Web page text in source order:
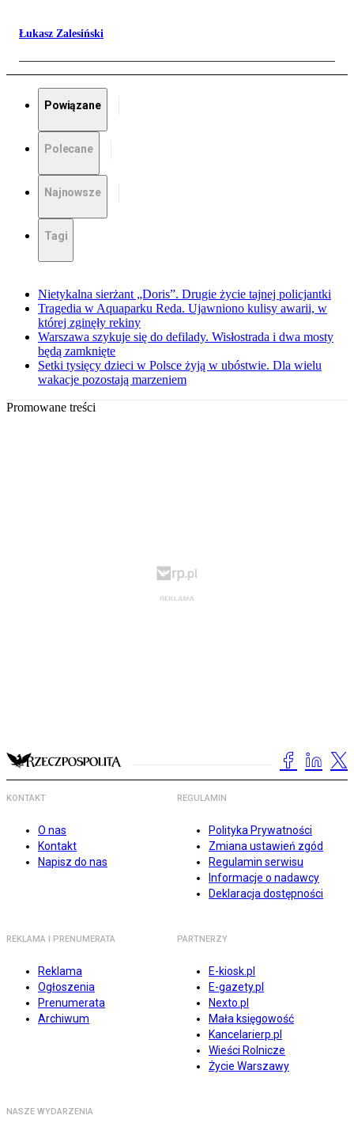
Łukasz Zalesiński
Powiązane
Polecane
Najnowsze
Tagi
Nietykalna sierżant „Doris”. Drugie życie tajnej policjantki
Tragedia w Aquaparku Reda. Ujawniono kulisy awarii, w
której zginęły rekiny
Warszawa szykuje się do defilady. Wisłostrada i dwa mosty
będą zamknięte
Setki tysięcy dzieci w Polsce żyją w ubóstwie. Dla wielu
wakacje pozostają marzeniem
Promowane treści
KONTAKT
O nas
Kontakt
Napisz do nas
REGULAMIN
Polityka Prywatności
Zmiana ustawień zgód
Regulamin serwisu
Informacje o nadawcy
Deklaracja dostępności
REKLAMA I PRENUMERATA
Reklama
Ogłoszenia
Prenumerata
Archiwum
PARTNERZY
E-kiosk.pl
E-gazety.pl
Nexto.pl
Mała księgowość
Kancelarierp.pl
Wieści Rolnicze
Życie Warszawy
NASZE WYDARZENIA